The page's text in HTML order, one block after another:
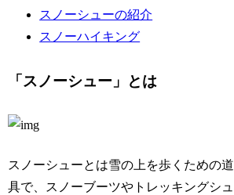
スノーシューの紹介
スノーハイキング
「スノーシュー」とは
スノーシューとは雪の上を歩くための道
具で、スノーブーツやトレッキングシュ